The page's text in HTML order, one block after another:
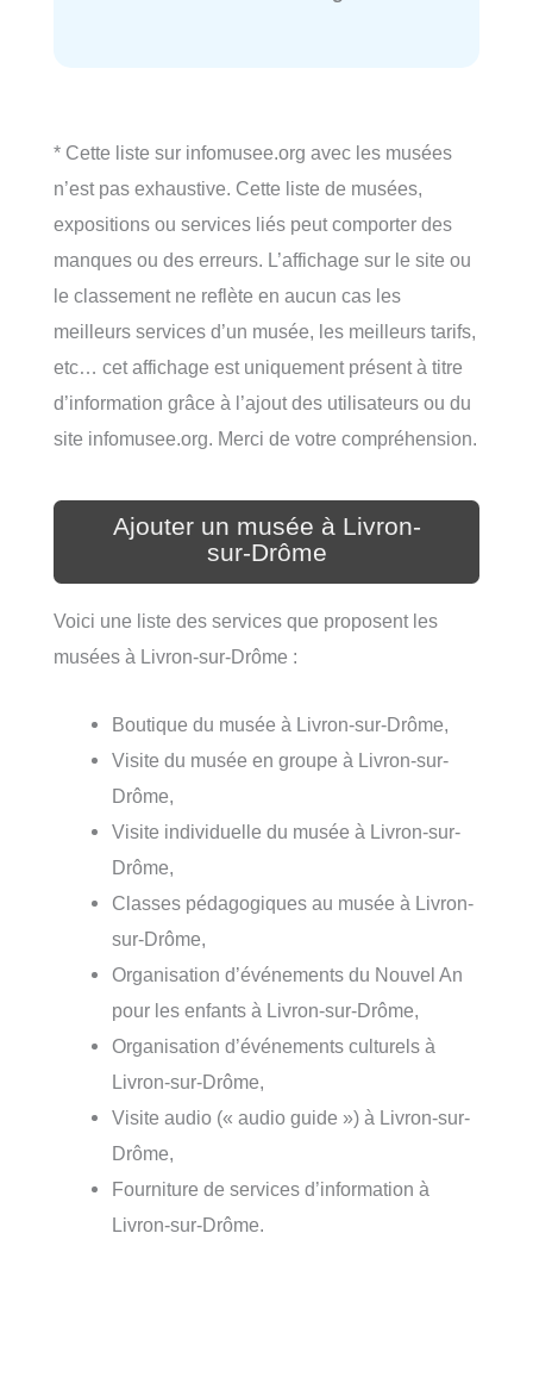
* Cette liste sur infomusee.org avec les musées
n’est pas exhaustive. Cette liste de musées,
expositions ou services liés peut comporter des
manques ou des erreurs. L’affichage sur le site ou
le classement ne reflète en aucun cas les
meilleurs services d’un musée, les meilleurs tarifs,
etc… cet affichage est uniquement présent à titre
d’information grâce à l’ajout des utilisateurs ou du
site infomusee.org. Merci de votre compréhension.
Ajouter un musée à Livron-
sur-Drôme
Voici une liste des services que proposent les
musées à Livron-sur-Drôme :
Boutique du musée à Livron-sur-Drôme,
Visite du musée en groupe à Livron-sur-
Drôme,
Visite individuelle du musée à Livron-sur-
Drôme,
Classes pédagogiques au musée à Livron-
sur-Drôme,
Organisation d’événements du Nouvel An
pour les enfants à Livron-sur-Drôme,
Organisation d’événements culturels à
Livron-sur-Drôme,
Visite audio (« audio guide ») à Livron-sur-
Drôme,
Fourniture de services d’information à
Livron-sur-Drôme.